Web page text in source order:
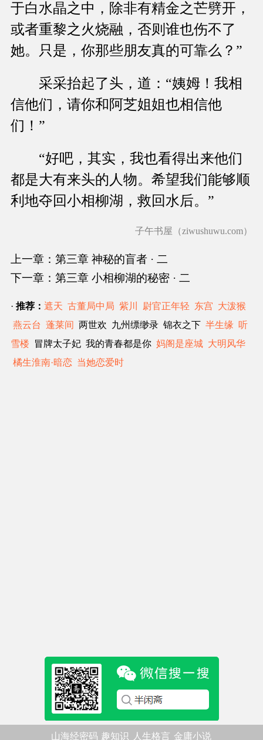
于白水晶之中，除非有精金之芒劈开，
或者重黎之火烧融，否则谁也伤不了
她。只是，你那些朋友真的可靠么？”
采采抬起了头，道：“姨姆！我相
信他们，请你和阿芝姐姐也相信他
们！”
“好吧，其实，我也看得出来他们
都是大有来头的人物。希望我们能够顺
利地夺回小相柳湖，救回水后。”
子午书屋（ziwushuwu.com）
上一章：第三章 神秘的盲者 · 二
下一章：第三章 小相柳湖的秘密 · 二
· 推荐： 遮天 古董局中局 紫川 尉官正年轻 东宫 大泼猴
燕云台 蓬莱间 两世欢 九州缥缈录 锦衣之下 半生缘 听
雪楼 冒牌太子妃 我的青春都是你 妈阁是座城 大明风华
橘生淮南·暗恋 当她恋爱时
山海经密码 趣知识 人生格言 金庸小说